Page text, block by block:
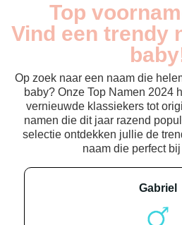
Top
Vind een trendy
Op zoek naar een naam die
baby? Onze Top Namen 2024
vernieuwde klassiekers tot
namen die dit jaar razend
selectie ontdekken jullie de
naam die perfect
gabriel